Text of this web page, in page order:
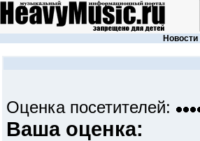
Новости
Оценка посетителей:
Ваша оценка: